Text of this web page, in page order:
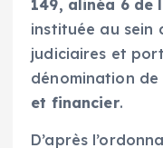
149, alinéa 6 de
instituée au sein
judiciaires et
dénomination de
et financier.
D’après